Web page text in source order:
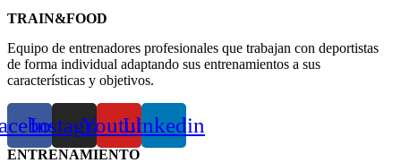
TRAIN&FOOD
Equipo de entrenadores profesionales que trabajan con deportistas
de forma individual adaptando sus entrenamientos a sus
características y objetivos.
InstagramYoutubeLinkedin
ENTRENAMIENTO